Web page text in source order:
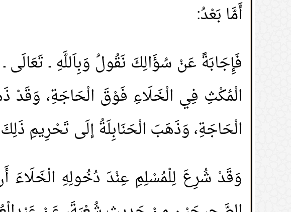
أَمَّا بَعْدُ:
فَإِجَابَةً عَنْ سُؤَالِكَ نَقُولُ وَبِاَللَّهِ ـ
الْمُكْثِ فِي الْخَلَاءِ فَوْقَ الْحَاجَةِ، وَقَدْ
الْحَاجَةِ، وَذَهَبَ الْحَنَابِلَةُ إلَى تَحْرِيمِ
وَقَدْ شُرِعَ لِلْمُسْلِمِ عِنْدَ دُخُولِهِ الْخَلَاءَ